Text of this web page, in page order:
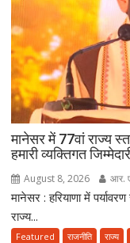
मानेसर में 77वां राज्य
हमारी व्यक्तिगत
August 8, 2026 आर.
मानेसर : हरियाणा में
राज्य...
Featured राजनीति राज्य